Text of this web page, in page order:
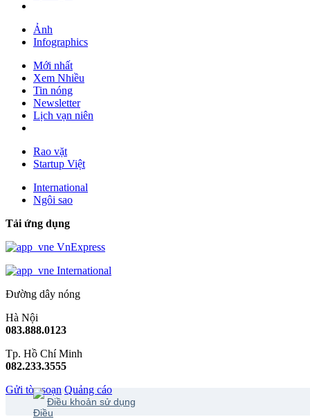
Ảnh
Infographics
Mới nhất
Xem Nhiều
Tin nóng
Newsletter
Lịch vạn niên
Rao vặt
Startup Việt
International
Ngôi sao
Tải ứng dụng
VnExpress
International
Đường dây nóng
Hà Nội
083.888.0123
Tp. Hồ Chí Minh
082.233.3555
Gửi tòa soạn Quảng cáo
Điều khoản sử dụng